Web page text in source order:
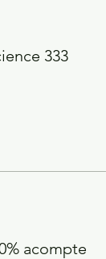
333
acompte